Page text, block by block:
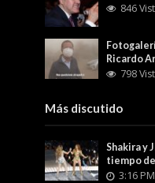
846
Ricardo
798
Más discutido
Shakira y
tiempo
3:16 PM